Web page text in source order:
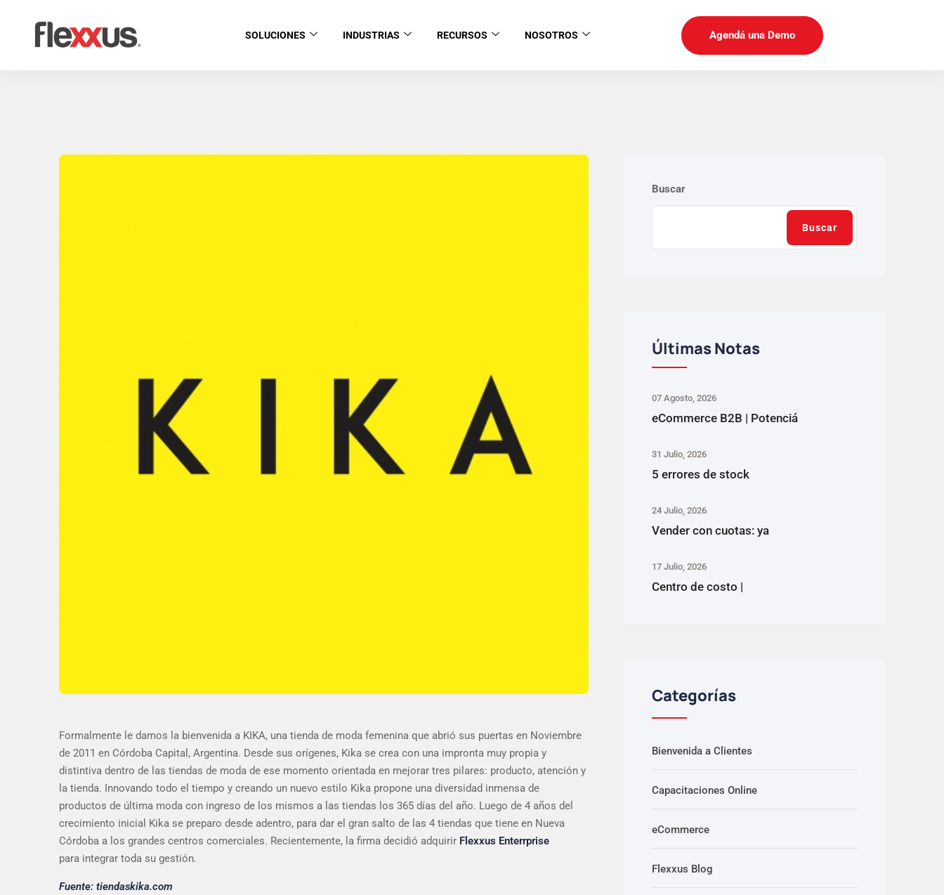
SOLUCIONES INDUSTRIAS RECURSOS NOSOTROS Agendá una Demo
Formalmente le damos la bienvenida a KIKA, una tienda de moda femenina que abrió sus puertas en Noviembre
de 2011 en Córdoba Capital, Argentina. Desde sus orígenes, Kika se crea con una impronta muy propia y
distintiva dentro de las tiendas de moda de ese momento orientada en mejorar tres pilares: producto, atención y
la tienda. Innovando todo el tiempo y creando un nuevo estilo Kika propone una diversidad inmensa de
productos de última moda con ingreso de los mismos a las tiendas los 365 días del año. Luego de 4 años del
crecimiento inicial Kika se preparo desde adentro, para dar el gran salto de las 4 tiendas que tiene en Nueva
Córdoba a los grandes centros comerciales. Recientemente, la firma decidió adquirir Flexxus Enterrprise
para integrar toda su gestión.
Fuente: tiendaskika.com
Buscar
Buscar
Últimas Notas
07 Agosto, 2026
eCommerce B2B | Potenciá
31 Julio, 2026
5 errores de stock
24 Julio, 2026
Vender con cuotas: ya
17 Julio, 2026
Centro de costo |
Categorías
Bienvenida a Clientes
Capacitaciones Online
eCommerce
Flexxus Blog